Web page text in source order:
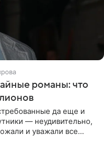
романы: что
да еще и
— неудивительно,
и уважали все